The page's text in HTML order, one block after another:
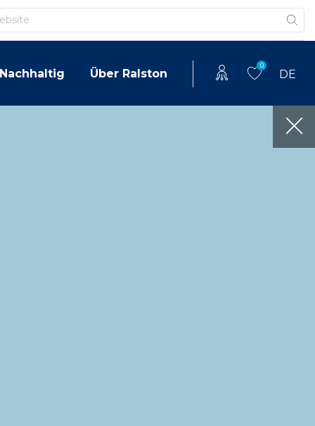
Nachhaltig Über Ralston
0
DE